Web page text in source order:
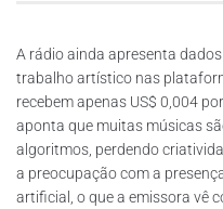
A rádio ainda apresenta
trabalho artístico nas
recebem apenas US$ 0,004
aponta que muitas músicas
algoritmos, perdendo
a preocupação com a
artificial, o que a emissora vê